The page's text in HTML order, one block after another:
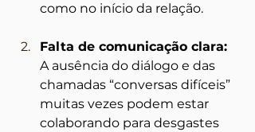
como no início da relação.
Falta de comunicação clara:
A ausência do diálogo e das
chamadas “conversas difíceis”
muitas vezes podem estar
colaborando para desgastes